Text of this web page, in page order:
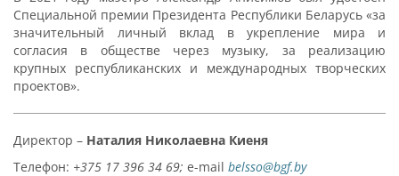
Специальной премии Президента Республики Беларусь «за
значительный личный вклад в укрепление мира и
согласия в обществе через музыку, за реализацию
крупных республиканских и международных творческих
проектов».
Директор – Наталия Николаевна Киеня
Телефон: +375 17 396 34 69; e-mail belsso@bgf.by